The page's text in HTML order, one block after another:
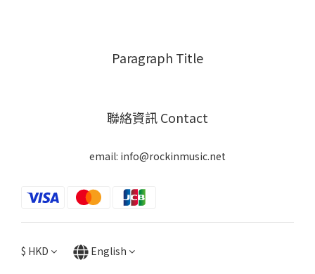
Paragraph Title
聯絡資訊 Contact
email: info@rockinmusic.net
$ HKD English